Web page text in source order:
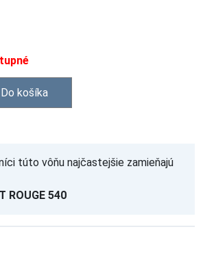
Do košíka
túto vôňu najčastejšie zamieňajú
ROUGE 540